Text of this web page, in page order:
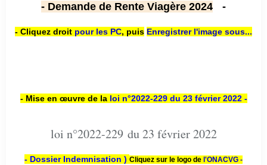
- Demande de Rente Viagère 2024 -
- Cliquez droit pour les PC, puis Enregistrer l'image sous...
- Mise en œuvre de la loi n°2022-229 du 23 février 2022 -
loi n°2022-229 du 23 février 2022
- Dossier Indemnisation ) Cliquez sur le logo de l'ONACVG -